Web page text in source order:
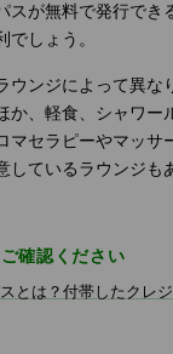
スが無料で発行でき
でしょう。
ウンジによって異な
か、軽食、シャワー
マセラピーやマッサ
しているラウンジも
確認ください
とは？付帯したクレ